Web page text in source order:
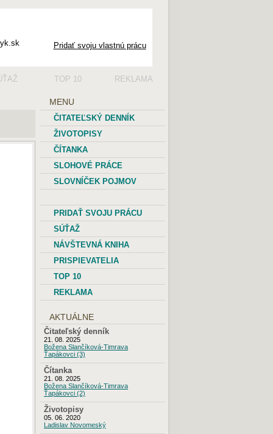
Pridať svoju vlastnú prácu
TOP 10 REKLAMA
MENU
ČITATEĽSKÝ DENNÍK
ŽIVOTOPISY
ČÍTANKA
SLOHOVÉ PRÁCE
SLOVNÍČEK POJMOV
PRIDAŤ SVOJU PRÁCU
SÚŤAŽ
NÁVŠTEVNÁ KNIHA
PRISPIEVATELIA
TOP 10
REKLAMA
AKTUÁLNE
Čitateľský denník
21. 08. 2025
Božena Slančíková-Timrava
Ťapákovci (3)
Čítanka
21. 08. 2025
Božena Slančíková-Timrava
Ťapákovci (2)
Životopisy
05. 06. 2020
Ladislav Novomeský